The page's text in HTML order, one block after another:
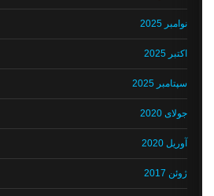
نوامبر 2025
اکتبر 2025
سپتامبر 2025
جولای 2020
آوریل 2020
ژوئن 2017